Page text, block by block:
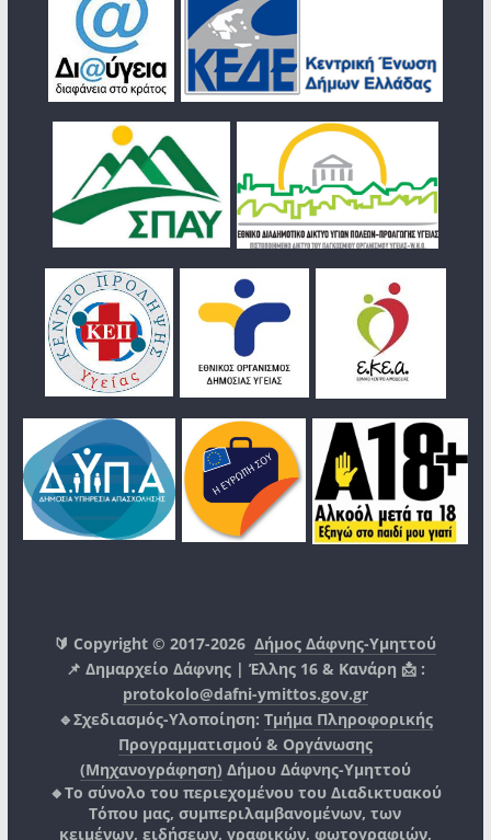
🔰 Copyright © 2017-2026Δήμος Δάφνης-Υμηττού
📌 Δημαρχείο Δάφνης | Έλλης 16 & Κανάρη 📩 :
protokolo@dafni-ymittos.gov.gr
🔹Σχεδιασμός-Υλοποίηση: Τμήμα Πληροφορικής
Προγραμματισμού & Οργάνωσης
(Μηχανογράφηση) Δήμου Δάφνης-Υμηττού
🔸Το σύνολο του περιεχομένου του Διαδικτυακού
Τόπου μας, συμπεριλαμβανομένων, των
κειμένων, ειδήσεων, γραφικών, φωτογραφιών,